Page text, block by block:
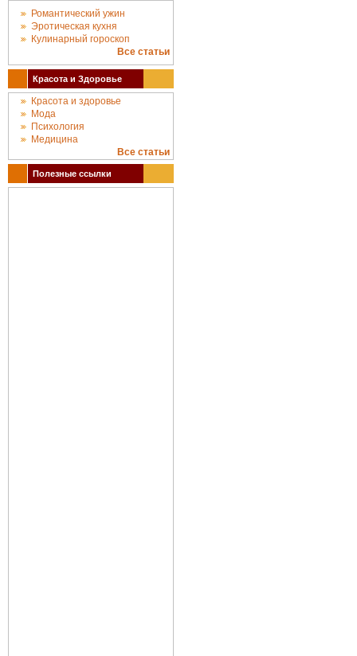
Романтический ужин
Эротическая кухня
Кулинарный гороскоп
Все статьи
Красота и Здоровье
Красота и здоровье
Мода
Психология
Медицина
Все статьи
Полезные ссылки